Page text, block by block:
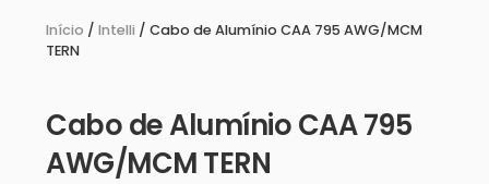
Início / Intelli / Cabo de Alumínio CAA 795 AWG/MCM
TERN
Cabo de Alumínio CAA 795
AWG/MCM TERN